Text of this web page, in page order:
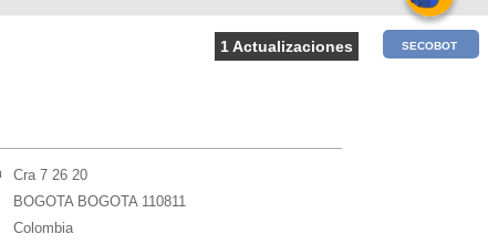
1 Actualizaciones
Cra 7 26 20
BOGOTA BOGOTA 110811
Colombia
SECOBOT